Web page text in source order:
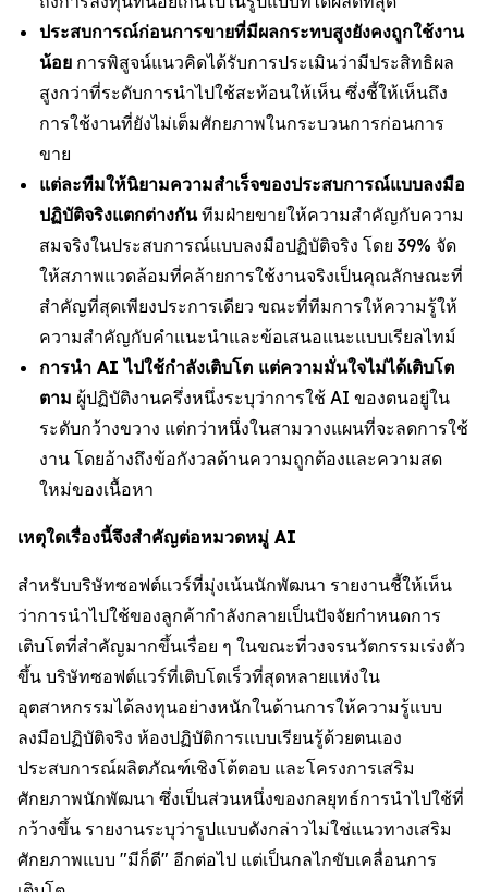
ประสบการณ์ก่อนการขายที่มีผลกระทบสูงยังคงถูกใช้งาน
น้อย การพิสูจน์แนวคิดได้รับการประเมินว่ามีประสิทธิผล
สูงกว่าที่ระดับการนำไปใช้สะท้อนให้เห็น ซึ่งชี้ให้เห็นถึง
การใช้งานที่ยังไม่เต็มศักยภาพในกระบวนการก่อนการ
ขาย
แต่ละทีมให้นิยามความสำเร็จของประสบการณ์แบบลงมือ
ปฏิบัติจริงแตกต่างกันทีมฝ่ายขายให้ความสำคัญกับความ
สมจริงในประสบการณ์แบบลงมือปฏิบัติจริง โดย 39% จัด
ให้สภาพแวดล้อมที่คล้ายการใช้งานจริงเป็นคุณลักษณะที่
สำคัญที่สุดเพียงประการเดียว ขณะที่ทีมการให้ความรู้ให้
ความสำคัญกับคำแนะนำและข้อเสนอแนะแบบเรียลไทม์
การนำ AI ไปใช้กำลังเติบโต แต่ความมั่นใจไม่ได้เติบโต
ตาม ผู้ปฏิบัติงานครึ่งหนึ่งระบุว่าการใช้ AI ของตนอยู่ใน
ระดับกว้างขวาง แต่กว่าหนึ่งในสามวางแผนที่จะลดการใช้
งาน โดยอ้างถึงข้อกังวลด้านความถูกต้องและความสด
ใหม่ของเนื้อหา
เหตุใดเรื่องนี้จึงสำคัญต่อหมวดหมู่ AI
สำหรับบริษัทซอฟต์แวร์ที่มุ่งเน้นนักพัฒนา รายงานชี้ให้เห็น
ว่าการนำไปใช้ของลูกค้ากำลังกลายเป็นปัจจัยกำหนดการ
เติบโตที่สำคัญมากขึ้นเรื่อย ๆ ในขณะที่วงจรนวัตกรรมเร่งตัว
ขึ้น บริษัทซอฟต์แวร์ที่เติบโตเร็วที่สุดหลายแห่งใน
อุตสาหกรรมได้ลงทุนอย่างหนักในด้านการให้ความรู้แบบ
ลงมือปฏิบัติจริง ห้องปฏิบัติการแบบเรียนรู้ด้วยตนเอง
ประสบการณ์ผลิตภัณฑ์เชิงโต้ตอบ และโครงการเสริม
ศักยภาพนักพัฒนา ซึ่งเป็นส่วนหนึ่งของกลยุทธ์การนำไปใช้ที่
กว้างขึ้น รายงานระบุว่ารูปแบบดังกล่าวไม่ใช่แนวทางเสริม
ศักยภาพแบบ "มีก็ดี" อีกต่อไป แต่เป็นกลไกขับเคลื่อนการ